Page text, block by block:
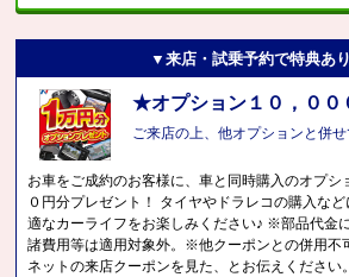
▼来店・試乗予約で特典あ
★オプション１０，００
ご来店の上、他オプションと併
お車をご成約のお客様に、車と同時購入のオプシ
０円分プレゼント！ タイヤやドラレコの購入な
適なカーライフをお楽しみください♪ ※部品代金
諸費用等は適用対象外。※他クーポンとの併用不
ネットの来店クーポンを見た、とお伝えください。